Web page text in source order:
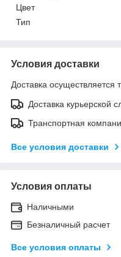
Цвет
Тип
Условия доставки
Доставка осуществляется
Доставка курьерской
Транспортная
Все условия доставки
Условия оплаты
Наличными
Безналичный расчет
Все условия оплаты